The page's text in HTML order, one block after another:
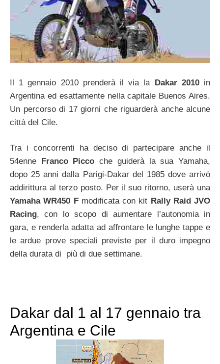
Il 1 gennaio 2010 prenderà il via la Dakar 2010in
Argentina ed esattamente nella capitale Buenos Aires.
Un percorso di 17 giorni che riguarderà anche alcune
città del Cile.
Tra i concorrenti ha deciso di partecipare anche il
54enne Franco Picco che guiderà la sua Yamaha,
dopo 25 anni dalla Parigi-Dakar del 1985 dove arrivò
addirittura al terzo posto. Per il suo ritorno, userà una
Yamaha WR450 Fmodificata con kit Rally Raid JVO
Racing, con lo scopo di aumentare l’autonomia in
gara, e renderla adatta ad affrontare le lunghe tappe e
le ardue prove speciali previste per il duro impegno
della durata di più di due settimane.
Dakar dal 1 al 17 gennaio tra
Argentina e Cile